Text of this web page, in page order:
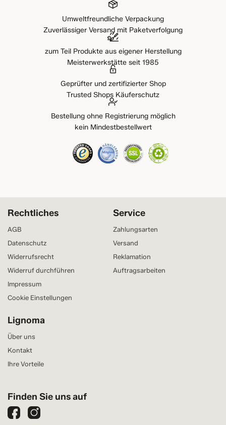
Umweltfreundliche Verpackung
Zuverlässiger Versand mit Paketverfolgung
zum Teil Produkte aus eigener Herstellung
Meisterwerkstätte seit 1985
Geprüfter und zertifizierter Shop
Trusted Shops Käuferschutz
Bestellung ohne Registrierung möglich
kein Mindestbestellwert
Service
Zahlungsarten
Versand
Reklamation
Auftragsarbeiten
Rechtliches
AGB
Datenschutz
Widerrufsrecht
Widerruf durchführen
Impressum
Cookie Einstellungen
Lignoma
Über uns
Kontakt
Ihre Vorteile
Finden Sie uns auf